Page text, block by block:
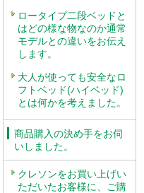
ロータイプ二段ベッドと
はどの様な物なのか通常
モデルとの違いをお伝え
します。
大人が使っても安全なロ
フトベッド(ハイベッド)
とは何かを考えました。
商品購入の決め手をお伺
いしました。
クレソンをお買い上げい
ただいたお客様に、ご購